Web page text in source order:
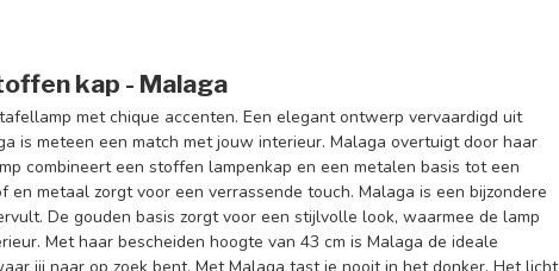
kap - Malaga
met chique accenten. Een elegant ontwerp vervaardigd uit
is meteen een match met jouw interieur. Malaga overtuigt door haar
combineert een stoffen lampenkap en een metalen basis tot een
en metaal zorgt voor een verrassende touch. Malaga is een bijzondere
De gouden basis zorgt voor een stijlvolle look, waarmee de lamp
Met haar bescheiden hoogte van 43 cm is Malaga de ideale